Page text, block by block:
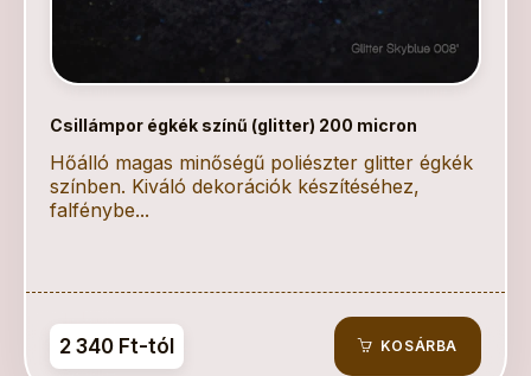
Csillámpor égkék színű (glitter) 200 micron
Hőálló magas minőségű poliészter glitter égkék
színben. Kiváló dekorációk készítéséhez,
falfénybe...
2 340 Ft-tól KOSÁRBA